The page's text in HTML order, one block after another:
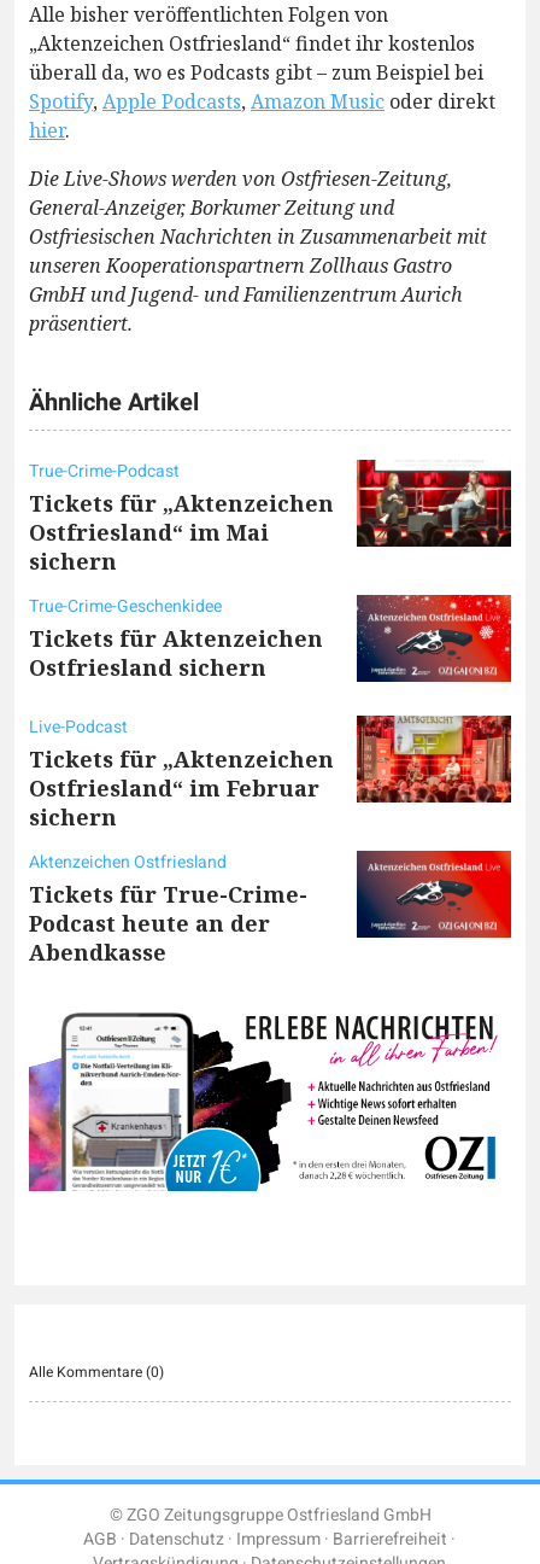
Alle bisher veröffentlichten Folgen von
„Aktenzeichen Ostfriesland“ findet ihr kostenlos
überall da, wo es Podcasts gibt – zum Beispiel bei
Spotify,Apple Podcasts,Amazon Music oder direkt
hier.
Die Live-Shows werden von Ostfriesen-Zeitung,
General-Anzeiger, Borkumer Zeitung und
Ostfriesischen Nachrichten in Zusammenarbeit mit
unseren Kooperationspartnern Zollhaus Gastro
GmbH und Jugend- und Familienzentrum Aurich
präsentiert.
Ähnliche Artikel
True-Crime-Podcast
Tickets für „Aktenzeichen
Ostfriesland“ im Mai
sichern
True-Crime-Geschenkidee
Tickets für Aktenzeichen
Ostfriesland sichern
Live-Podcast
Tickets für „Aktenzeichen
Ostfriesland“ im Februar
sichern
Aktenzeichen Ostfriesland
Tickets für True-Crime-
Podcast heute an der
Abendkasse
Alle Kommentare (0)
© ZGO Zeitungsgruppe Ostfriesland GmbH
AGB Datenschutz Impressum Barrierefreiheit